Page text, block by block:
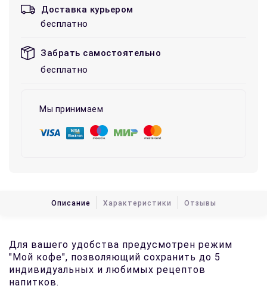
Доставка курьером
бесплатно
Забрать самостоятельно
бесплатно
Мы принимаем
Описание Характеристики Отзывы
Для вашего удобства предусмотрен режим
"Мой кофе", позволяющий сохранить до 5
индивидуальных и любимых рецептов
напитков.